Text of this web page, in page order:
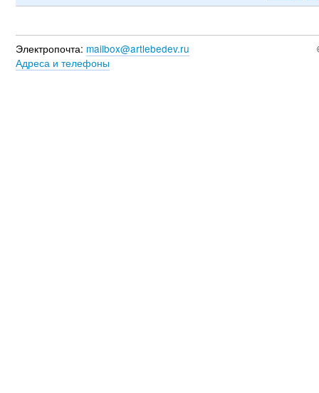
Электропочта: mailbox@artlebedev.ru
Адреса и телефоны